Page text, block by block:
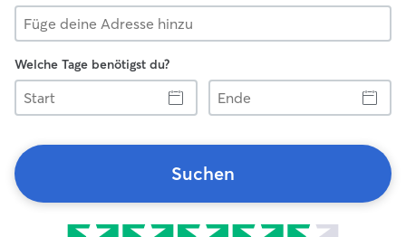
Welche Tage benötigst du?
Start
Ende
Suchen